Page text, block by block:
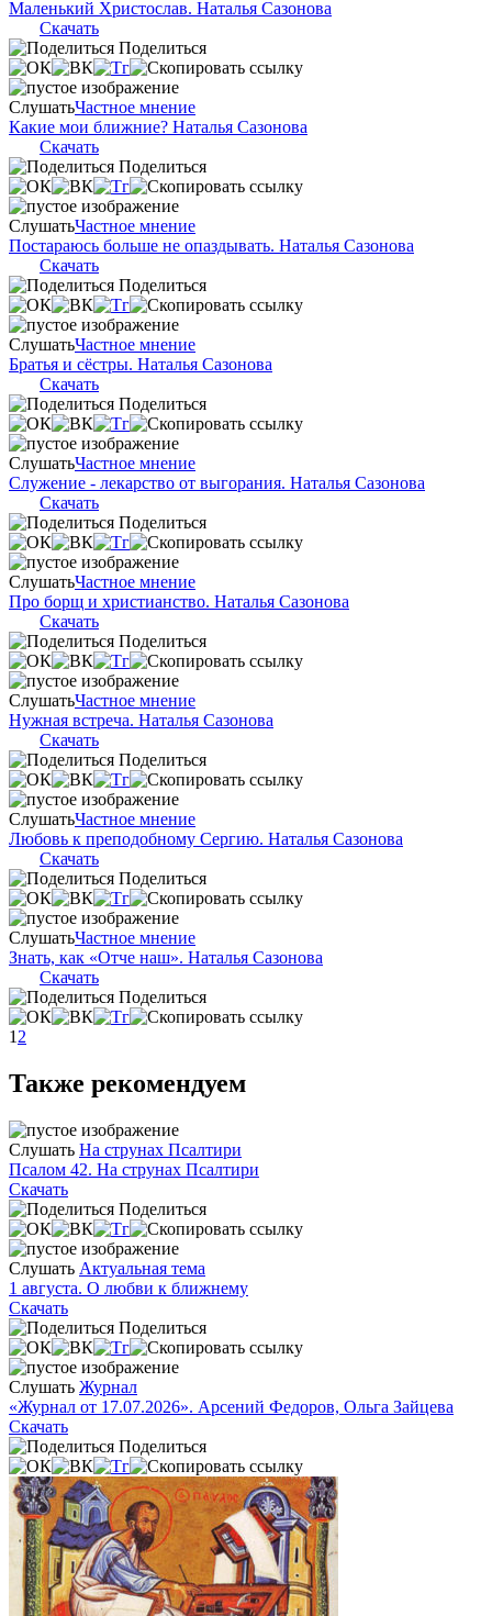
Маленький Христослав. Наталья Сазонова
Скачать
Поделиться
СлушатьЧастное мнение
Какие мои ближние? Наталья Сазонова
Скачать
Поделиться
СлушатьЧастное мнение
Постараюсь больше не опаздывать. Наталья Сазонова
Скачать
Поделиться
СлушатьЧастное мнение
Братья и сёстры. Наталья Сазонова
Скачать
Поделиться
СлушатьЧастное мнение
Служение - лекарство от выгорания. Наталья Сазонова
Скачать
Поделиться
СлушатьЧастное мнение
Про борщ и христианство. Наталья Сазонова
Скачать
Поделиться
СлушатьЧастное мнение
Нужная встреча. Наталья Сазонова
Скачать
Поделиться
СлушатьЧастное мнение
Любовь к преподобному Сергию. Наталья Сазонова
Скачать
Поделиться
СлушатьЧастное мнение
Знать, как «Отче наш». Наталья Сазонова
Скачать
Поделиться
12
Также рекомендуем
Слушать На струнах Псалтири
Псалом 42. На струнах Псалтири
Скачать
Поделиться
Слушать Актуальная тема
1 августа. О любви к ближнему
Скачать
Поделиться
Слушать Журнал
«Журнал от 17.07.2026». Арсений Федоров, Ольга Зайцева
Скачать
Поделиться